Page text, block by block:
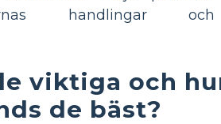
handlingar och
viktiga och
de bäst?